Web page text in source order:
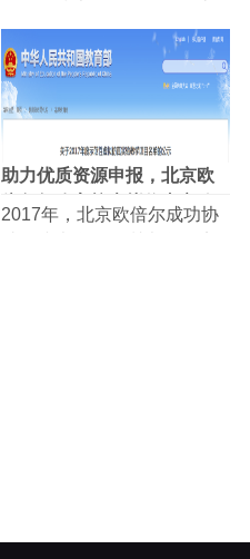
东分公司首届羽毛...
助力优质资源申报，北京欧
倍尔领跑高校虚拟仿真实验
教...
2017年，北京欧倍尔成功协